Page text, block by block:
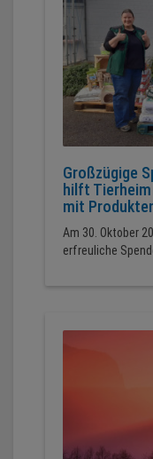
Großzügige
hilft
mit
Am 30. Oktober
erfreuliche